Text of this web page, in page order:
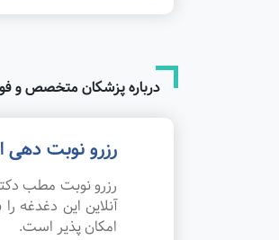
درباره پزشکان متخصص و
رزرو نوبت
رزرو نوبت مطب
آنلاین این
امکان پذیر است.